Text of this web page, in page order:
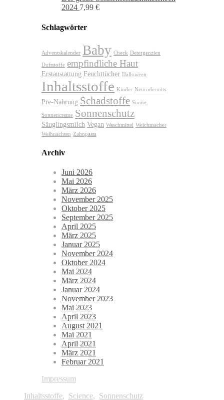
2024 7,99 €
Schlagwörter
Adventskalender Baby Check Detergenzien
Duftstoffe empfindliche Haut
Erstaustattung Feuchttücher Halloween
Inhaltsstoffe Kinder Neurodermits
Pre-Nahrung Schadstoffe Sonne
Sonnencreme Sonnenschutz
Säuglingsmilch Vegan Waschmittel Weichmacher
Weihnachten Zahnpasta
Archiv
Juni 2026
Mai 2026
März 2026
November 2025
Oktober 2025
September 2025
April 2025
März 2025
Januar 2025
November 2024
Oktober 2024
Mai 2024
März 2024
Januar 2024
November 2023
Mai 2023
April 2023
August 2021
Mai 2021
April 2021
März 2021
Februar 2021
Impressum
Inhaltsstoffe, Science, Sonnenschutz